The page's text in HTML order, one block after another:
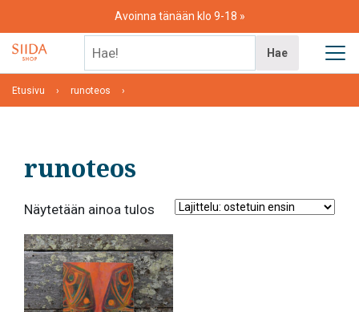
content
Avoinna tänään klo 9-18
Hae
Etusivu runoteos
runoteos
Näytetään ainoa tulos